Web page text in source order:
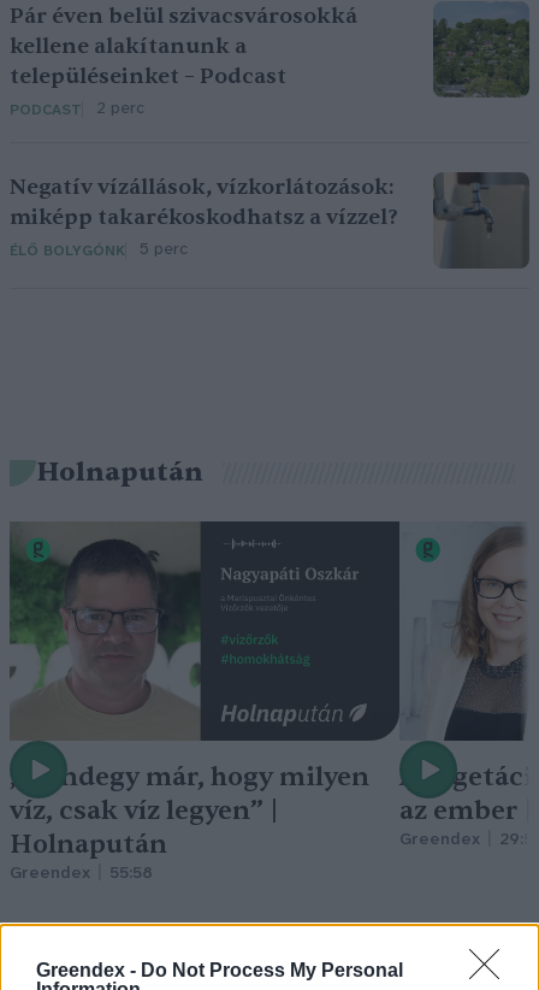
Greendex - Do Not Process My Personal
Pár éven belül szivacsvárosokká
kellene alakítanunk a
településeinket – Podcast
PODCAST 2 perc
Negatív vízállások, vízkorlátozások:
miképp takarékoskodhatsz a vízzel?
ÉLŐ BOLYGÓNK 5 perc
Holnapután
„Mindegy már, hogy milyen
víz, csak víz legyen” |
Holnapután
Greendex 55:58
A
az ember
Greendex